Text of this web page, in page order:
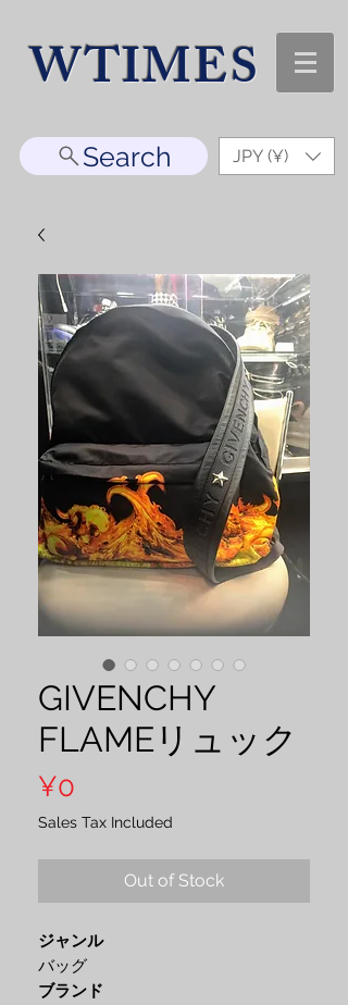
WTIMES
Search JPY (¥)
GIVENCHY
FLAMEリュック
¥0
Sales Tax Included
Out of Stock
ジャンル
バッグ
ブランド